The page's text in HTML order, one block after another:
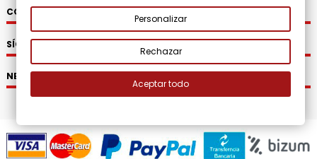
CONTACTO
SÍGUENOS
NEWSLETTER
Personalizar
Rechazar
Aceptar todo